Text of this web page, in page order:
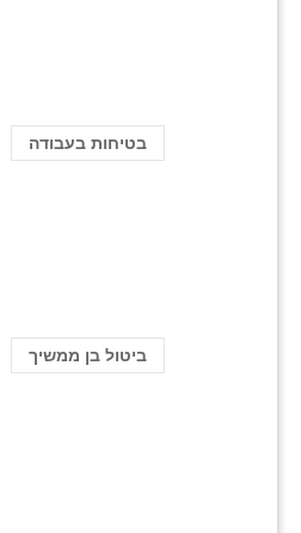
בטיחות בעבודה
ביטול בן ממשיך